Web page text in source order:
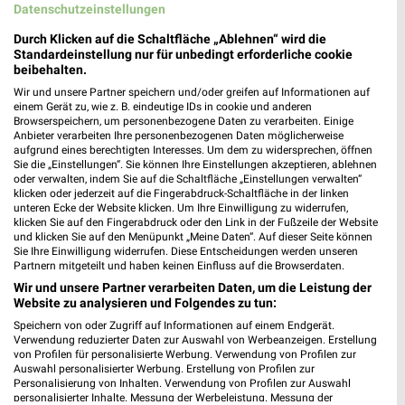
dm
76532 Baden-Baden
Drogerie & Parfümerie Angebote für Bühl und
Umgebung
7 Prospekte
Müller Müller
Datenschutzeinstellungen
Durch Klicken auf die Schaltfläche „Ablehnen“ wird die
Standardeinstellung nur für unbedingt erforderliche cookie
beibehalten.
Wir und unsere Partner speichern und/oder greifen auf Informationen auf
einem Gerät zu, wie z. B. eindeutige IDs in cookie und anderen
Browserspeichern, um personenbezogene Daten zu verarbeiten. Einige
Anbieter verarbeiten Ihre personenbezogenen Daten möglicherweise
aufgrund eines berechtigten Interesses. Um dem zu widersprechen, öffnen
Sie die „Einstellungen“. Sie können Ihre Einstellungen akzeptieren, ablehnen
oder verwalten, indem Sie auf die Schaltfläche „Einstellungen verwalten“
klicken oder jederzeit auf die Fingerabdruck-Schaltfläche in der linken
unteren Ecke der Website klicken. Um Ihre Einwilligung zu widerrufen,
klicken Sie auf den Fingerabdruck oder den Link in der Fußzeile der Website
und klicken Sie auf den Menüpunkt „Meine Daten“. Auf dieser Seite können
Sie Ihre Einwilligung widerrufen. Diese Entscheidungen werden unseren
Partnern mitgeteilt und haben keinen Einfluss auf die Browserdaten.
Wir und unsere Partner verarbeiten Daten, um die Leistung der
Website zu analysieren und Folgendes zu tun:
Speichern von oder Zugriff auf Informationen auf einem Endgerät.
Verwendung reduzierter Daten zur Auswahl von Werbeanzeigen. Erstellung
von Profilen für personalisierte Werbung. Verwendung von Profilen zur
Auswahl personalisierter Werbung. Erstellung von Profilen zur
Personalisierung von Inhalten. Verwendung von Profilen zur Auswahl
personalisierter Inhalte. Messung der Werbeleistung. Messung der